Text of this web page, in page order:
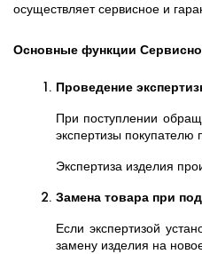
осуществляет сервисное и
Основные функции
Проведение
При поступлении
экспертизы покупателю
Экспертиза изделия
Замена товара при
Если экспертизой
замену изделия на